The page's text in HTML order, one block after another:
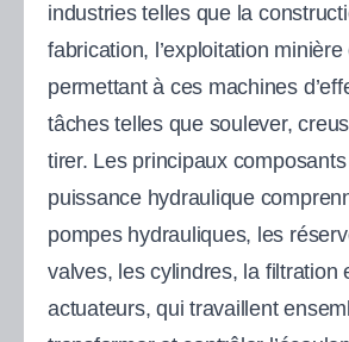
industries telles que la
fabrication, l’exploitation
permettant à ces machines
tâches telles que soulever,
tirer. Les principaux
puissance hydraulique
pompes hydrauliques, les
valves, les cylindres, la filtration
actuateurs, qui travaillent